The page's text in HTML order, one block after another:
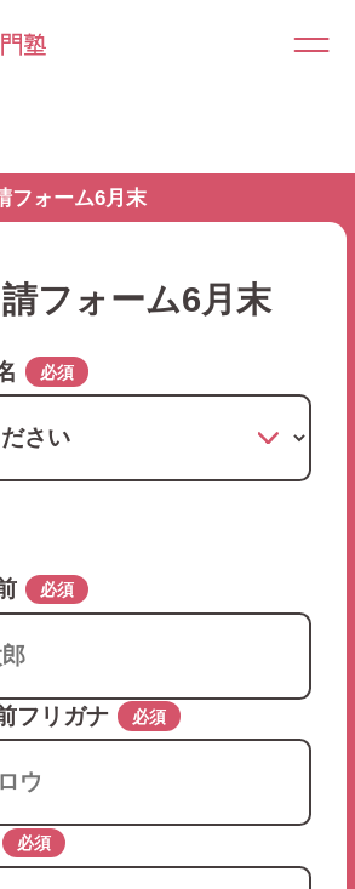
フォーム6月末
フォーム6月末
必須
必須
フリガナ 必須
必須